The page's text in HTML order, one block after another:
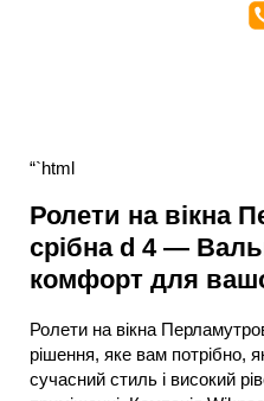
“`html
Ролети на вікна
срібна d 4 —
комфорт для
Ролети на вікна
рішення, яке вам потрібно,
сучасний стиль і високий